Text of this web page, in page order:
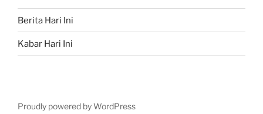
Berita Hari Ini
Kabar Hari Ini
Proudly powered by WordPress